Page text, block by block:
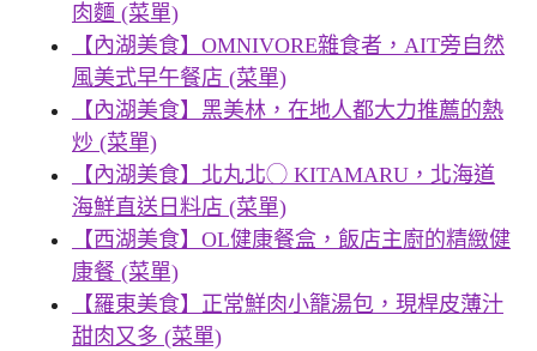
肉麵 (菜單)
【內湖美食】OMNIVORE雜食者，AIT旁自然
風美式早午餐店 (菜單)
【內湖美食】黑美林，在地人都大力推薦的熱
炒 (菜單)
【內湖美食】北丸北◯ KITAMARU，北海道
海鮮直送日料店 (菜單)
【西湖美食】OL健康餐盒，飯店主廚的精緻健
康餐 (菜單)
【羅東美食】正常鮮肉小籠湯包，現桿皮薄汁
甜肉又多 (菜單)